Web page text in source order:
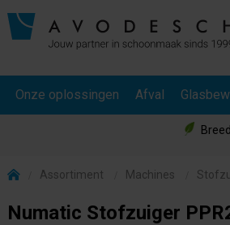
Onze oplossingen Afval
Assortiment Machines
Numatic Stofzuiger